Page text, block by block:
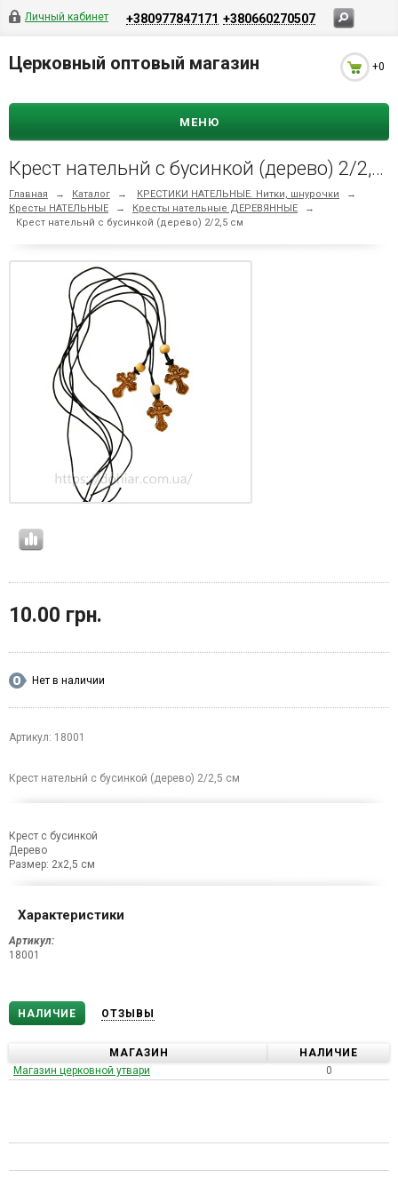
Личный кабинет +380977847171 +380660270507
Церковный оптовый магазин +0
МЕНЮ
Крест нательнй с бусинкой (дерево) 2/2,5 см
Главная → Каталог → КРЕСТИКИ НАТЕЛЬНЫЕ. Нитки, шнурочки
→
Кресты НАТЕЛЬНЫЕ
→ Кресты нательные ДЕРЕВЯННЫЕ
→
Крест нательнй с бусинкой (дерево) 2/2,5 см
10.00 грн.
Нет в наличии
Артикул: 18001
Крест нательнй с бусинкой (дерево) 2/2,5 см
Крест с бусинкой
Дерево
Размер: 2х2,5 см
Характеристики
Артикул:
18001
НАЛИЧИЕ ОТЗЫВЫ
МАГАЗИН
НАЛИЧИЕ
Магазин церковной утвари
0